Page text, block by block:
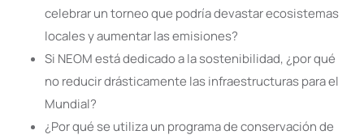
celebrar un torneo que podría devastar ecosistemas
locales y aumentar las emisiones?
Si NEOM está dedicado a la sostenibilidad, ¿por qué
no reducir drásticamente las infraestructuras para el
Mundial?
¿Por qué se utiliza un programa de conservación de